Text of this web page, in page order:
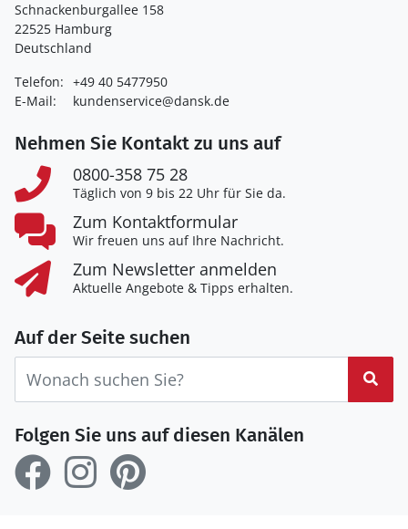
Schnackenburgallee 158
22525 Hamburg
Deutschland
Telefon: +49 40 5477950
E-Mail:
kundenservice@dansk.de
Nehmen Sie Kontakt zu uns auf
0800-358 75 28
Täglich von 9 bis 22 Uhr für Sie da.
Zum Kontaktformular
Wir freuen uns auf Ihre Nachricht.
Zum Newsletter anmelden
Aktuelle Angebote & Tipps erhalten.
Auf der Seite suchen
Folgen Sie uns auf diesen Kanälen